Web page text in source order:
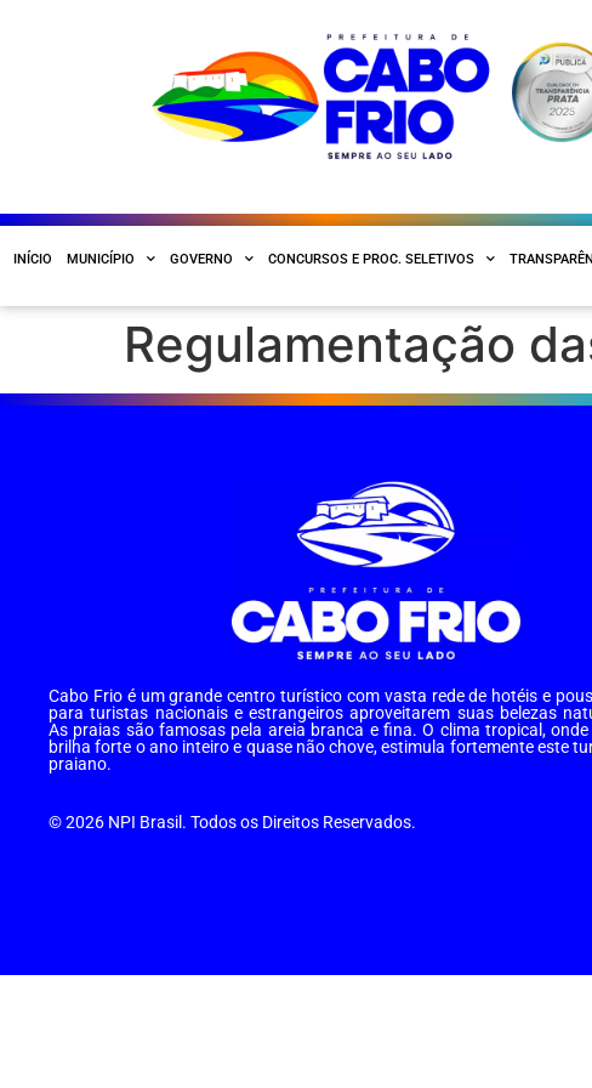
INÍCIO MUNICÍPIO GOVERNO CONCURSOS E PROC. SELETIVOS
Regulamentação
Cabo Frio é um grande centro turístico com vasta rede de hotéis e
para turistas nacionais e estrangeiros aproveitarem suas belezas
As praias são famosas pela areia branca e fina. O clima tropical, onde
brilha forte o ano inteiro e quase não chove, estimula fortemente este
praiano.
© 2026 NPI Brasil. Todos os Direitos Reservados.